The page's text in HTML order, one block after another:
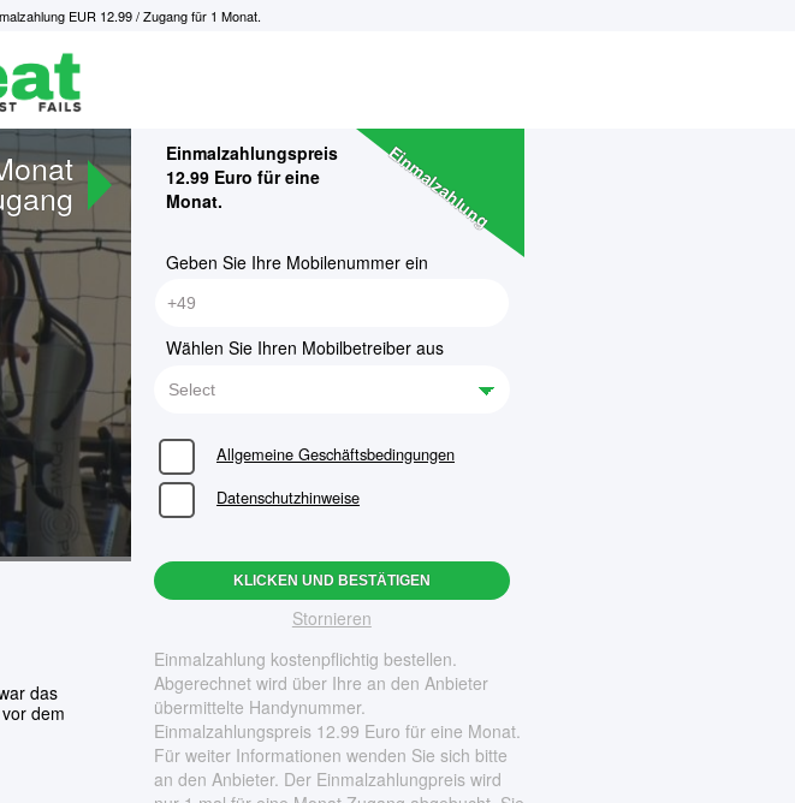
EUR 12.99 / Zugang für 1 Monat.
das
dem
Einmalzahlung
Einmalzahlungspreis
12.99 Euro für eine
Monat.
Geben Sie Ihre Mobilenummer ein
Wählen Sie Ihren Mobilbetreiber aus
Allgemeine Geschäftsbedingungen
Datenschutzhinweise
KLICKEN UND BESTÄTIGEN
Stornieren
Einmalzahlung kostenpflichtig bestellen.
Abgerechnet wird über Ihre an den Anbieter
übermittelte Handynummer.
Einmalzahlungspreis 12.99 Euro für eine Monat.
Für weiter Informationen wenden Sie sich bitte
an den Anbieter. Der Einmalzahlungpreis wird